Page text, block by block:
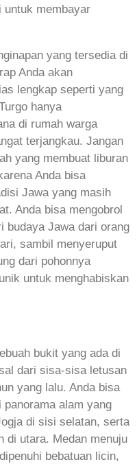
untuk membayar
yang tersedia di
Anda akan
lengkap seperti yang
hanya
di rumah warga
terjangkau. Jangan
yang membuat liburan
Anda bisa
Jawa yang masih
Anda bisa mengobrol
budaya Jawa dari orang
sambil menyeruput
dari pohonnya
untuk menghabiskan
bukit yang ada di
dari sisa-sisa letusan
yang lalu. Anda bisa
alam yang
di sisi selatan, serta
di utara. Medan menuju
bebatuan licin,